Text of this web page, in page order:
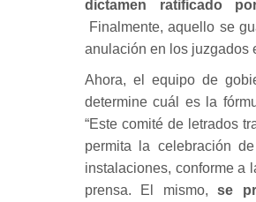
dictamen ratificado
Finalmente, aquello se
anulación en los juzgados
Ahora, el equipo de
determine cuál es la
“Este comité de letrados
permita la celebración
instalaciones, conforme a
prensa. El mismo,se